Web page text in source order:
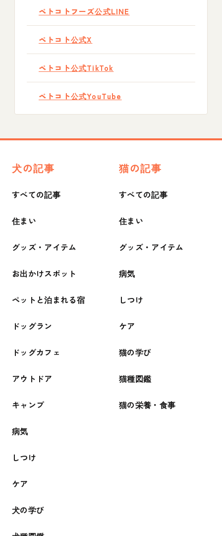
ペトコトフーズ公式LINE
ペトコト公式X
ペトコト公式TikTok
ペトコト公式YouTube
犬の記事
すべての記事
住まい
グッズ・アイテム
お出かけスポット
ペットと泊まれる宿
ドッグラン
ドッグカフェ
アウトドア
キャンプ
病気
しつけ
ケア
犬の学び
猫の記事
すべての記事
住まい
グッズ・アイテム
病気
しつけ
ケア
猫の学び
猫種図鑑
猫の栄養・食事